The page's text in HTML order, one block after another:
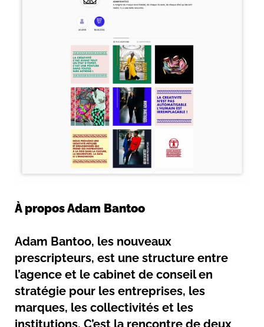
À propos Adam Bantoo
Adam Bantoo, les nouveaux
prescripteurs, est une structure entre
l’agence et le cabinet de conseil en
stratégie pour les entreprises, les
marques, les collectivités et les
institutions. C’est la rencontre de deux